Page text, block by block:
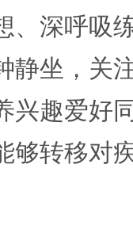
、深呼吸
静坐，关
兴趣爱好
够转移对